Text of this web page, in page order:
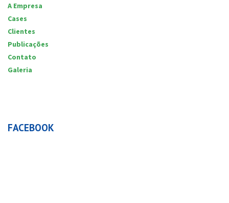
A Empresa
Cases
Clientes
Publicações
Contato
Galeria
FACEBOOK